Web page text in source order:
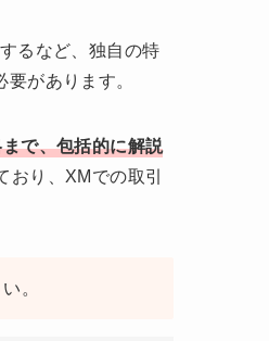
るなど、独自の特
があります。
で、包括的に解説
り、XMでの取引
。